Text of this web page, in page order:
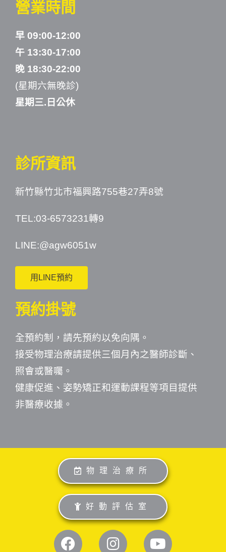
營業時間
早 09:00-12:00
午 13:30-17:00
晚 18:30-22:00
(星期六無晚診)
星期三.日公休
診所資訊
新竹縣竹北市福興路755巷27弄8號
TEL:03-6573231轉9
LINE:@agw6051w
用LINE預約
預約掛號
全預約制，請先預約以免向隅。
接受物理治療請提供三個月內之醫師診斷、
照會或醫囑。
健康促進、姿勢矯正和運動課程等項目提供
非醫療收據。
物理治療所
好動評估室